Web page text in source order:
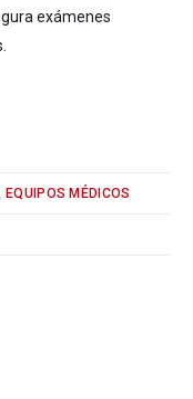
exámenes
EQUIPOS MÉDICOS